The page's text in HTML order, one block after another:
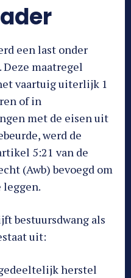
een last onder
Deze maatregel
vaartuig uiterlijk 1
of in
met de eisen uit
werd de
5:21 van de
(Awb) bevoegd om
bestuursdwang als
uit:
herstel